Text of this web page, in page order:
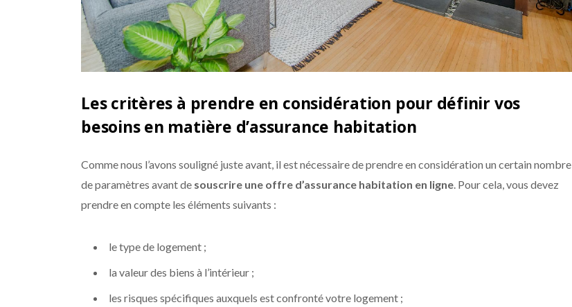
Les critères à prendre en considération pour définir vos
besoins en matière d’assurance habitation
Comme nous l’avons souligné juste avant, il est nécessaire de prendre en considération un certain nombre
de paramètres avant de souscrire une offre d’assurance habitation en ligne. Pour cela, vous devez
prendre en compte les éléments suivants :
le type de logement ;
la valeur des biens à l’intérieur ;
les risques spécifiques auxquels est confronté votre logement ;